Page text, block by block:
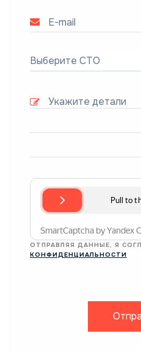
Выберите СТО
ОТПРАВЛЯЯ ДАННЫЕ, Я
КОНФИДЕНЦИАЛЬНОСТИ